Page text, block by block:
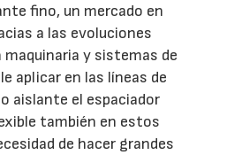
fino, un mercado en
a las evoluciones
y sistemas de
aplicar en las líneas de
aislante el espaciador
también en estos
de hacer grandes